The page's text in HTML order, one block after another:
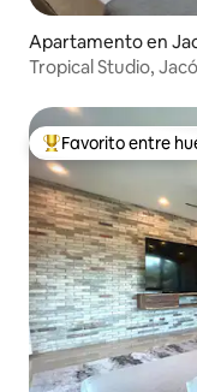
Apartamento en
Tropical Studio,
Favorito entre
Favorito entre